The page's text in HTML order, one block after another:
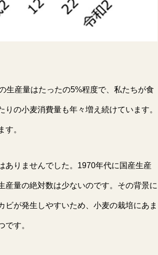
生産量はたったの5%程度で、私たちが食
の小麦消費量も年々増え続けています。
。
ありませんでした。1970年代に国産生産
量の絶対数は少ないのです。その背景に
が発生しやすいため、小麦の栽培にあま
す。